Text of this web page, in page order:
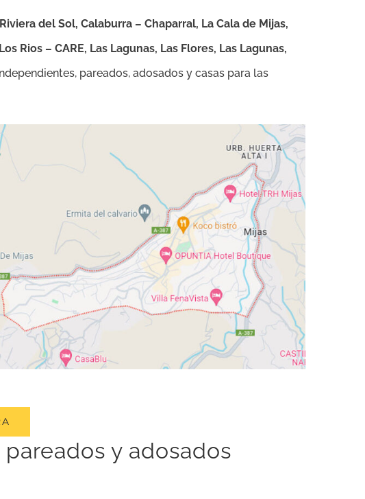
del Sol, Calaburra – Chaparral, La Cala de Mijas,
Rios – CARE, Las Lagunas, Las Flores, Las Lagunas,
pareados, adosados y casas para las
y adosados